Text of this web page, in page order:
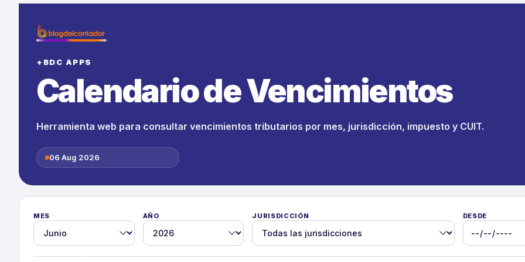
Calendario de Vencimientos
06 Aug 2026
MES AÑO JURISDICCIÓN DESDE